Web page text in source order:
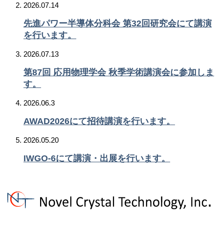
2026.07.14
先進パワー半導体分科会 第32回研究会にて講演
を行います。
2026.07.13
第87回 応用物理学会 秋季学術講演会に参加しま
す。
2026.06.3
AWAD2026にて招待講演を行います。
2026.05.20
IWGO-6にて講演・出展を行います。